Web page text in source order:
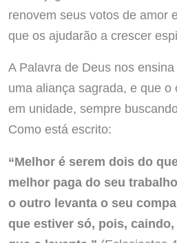
renovem seus votos de amor
que os ajudarão a crescer
A Palavra de Deus nos
uma aliança sagrada, e que o
em unidade, sempre
Como está escrito:
“Melhor é serem dois do
melhor paga do seu
o outro levanta o seu
que estiver só, pois,